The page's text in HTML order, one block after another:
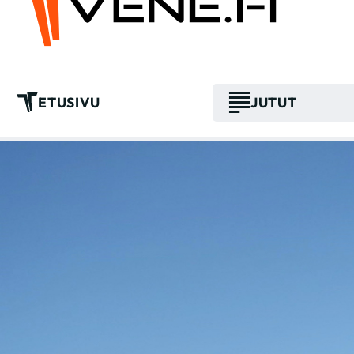
ETUSIVU JUTUT